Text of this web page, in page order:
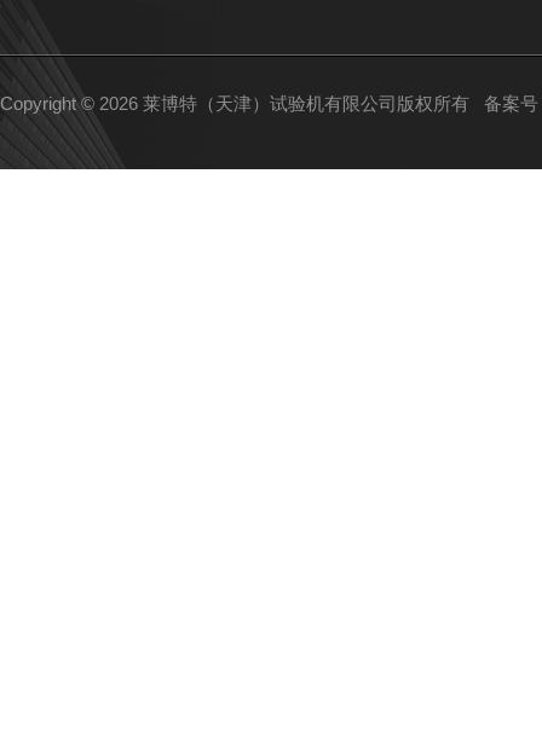
Copyright © 2026 莱博特（天津）试验机有限公司版权所有 备案号